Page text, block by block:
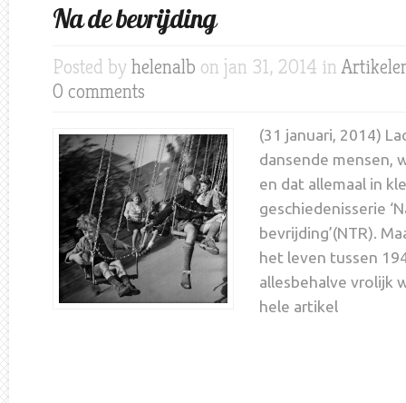
Na de bevrijding
Posted by helenalb on jan 31, 2014 in
0 comments
(31 januari, 2014)
dansende mensen,
en dat allemaal in
geschiedenisserie
bevrijding’(NTR).
het leven tussen
allesbehalve vrolijk
hele artikel